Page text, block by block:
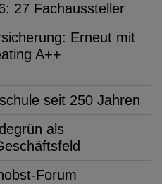
27 Fachaussteller
Erneut mit
A++
seit 250 Jahren
als
Forum